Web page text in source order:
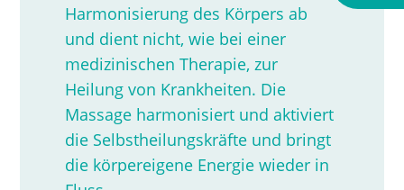
Harmonisierung des Körpers ab
und dient nicht, wie bei einer
medizinischen Therapie, zur
Heilung von Krankheiten. Die
Massage harmonisiert und aktiviert
die Selbstheilungskräfte und bringt
die körpereigene Energie wieder in